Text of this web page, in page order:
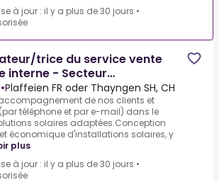
à jour : il y a plus de 30 jours •
trice du service vente
interne - Secteur
•Plaffeien FR oder Thayngen SH, CH
de nos clients et
téléphone et par e-mail) dans le
solaires adaptées.Conception
économique d'installations solaires, y
plus
à jour : il y a plus de 30 jours •